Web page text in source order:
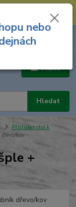
731 449 423 --
Menu
Hledat
za
Příslušenství k
kov
+
nebo